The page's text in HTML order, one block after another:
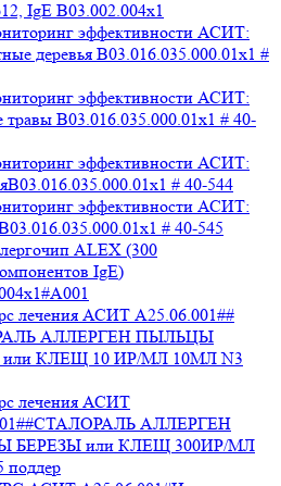
IgE В03.002.004x1
эффективности АСИТ:
деревья B03.016.035.000.01x1 #
эффективности АСИТ:
травы B03.016.035.000.01x1 # 40-
эффективности АСИТ:
# 40-544
эффективности АСИТ:
# 40-545
ALEX (300
IgE)
лечения АСИТ А25.06.001##
АЛЛЕРГЕН ПЫЛЬЦЫ
КЛЕЩ 10 ИР/МЛ 10МЛ N3
лечения АСИТ
АЛЛЕРГЕН
БЕРЕЗЫ или КЛЕЩ 300ИР/МЛ
поддер